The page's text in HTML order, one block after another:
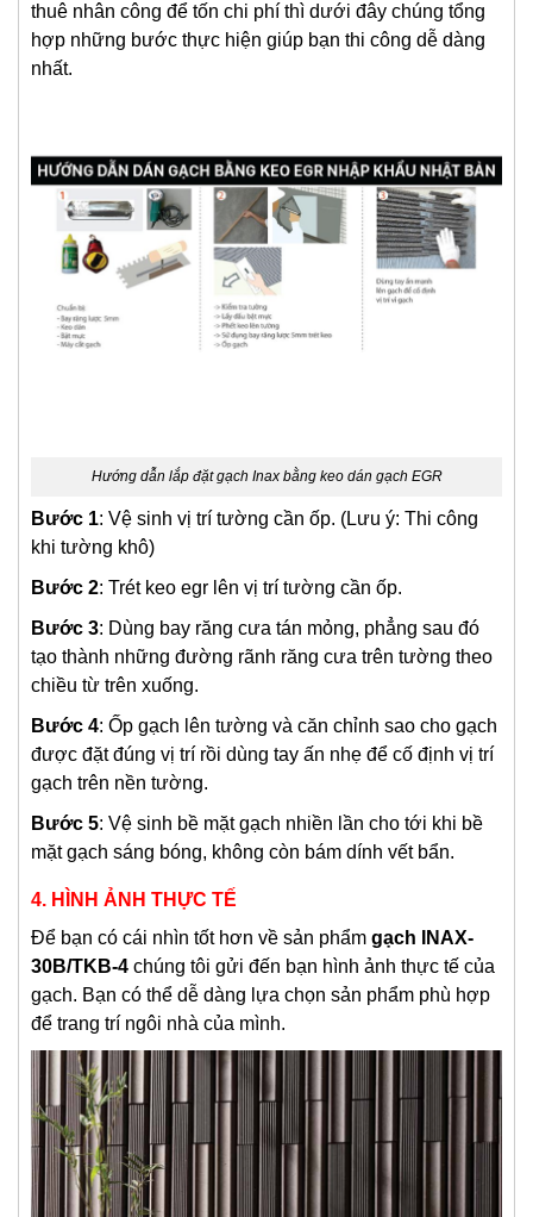
thuê nhân công để tốn chi phí thì dưới đây chúng tổng
hợp những bước thực hiện giúp bạn thi công dễ dàng
nhất.
Hướng dẫn lắp đặt gạch Inax bằng keo dán gạch EGR
Bước 1: Vệ sinh vị trí tường cần ốp. (Lưu ý: Thi công
khi tường khô)
Bước 2: Trét keo egr lên vị trí tường cần ốp.
Bước 3: Dùng bay răng cưa tán mỏng, phẳng sau đó
tạo thành những đường rãnh răng cưa trên tường theo
chiều từ trên xuống.
Bước 4: Ốp gạch lên tường và căn chỉnh sao cho gạch
được đặt đúng vị trí rồi dùng tay ấn nhẹ để cố định vị trí
gạch trên nền tường.
Bước 5: Vệ sinh bề mặt gạch nhiền lần cho tới khi bề
mặt gạch sáng bóng, không còn bám dính vết bẩn.
4. HÌNH ẢNH THỰC TẾ
Để bạn có cái nhìn tốt hơn về sản phẩm gạch INAX-
30B/TKB-4 chúng tôi gửi đến bạn hình ảnh thực tế của
gạch. Bạn có thể dễ dàng lựa chọn sản phẩm phù hợp
để trang trí ngôi nhà của mình.